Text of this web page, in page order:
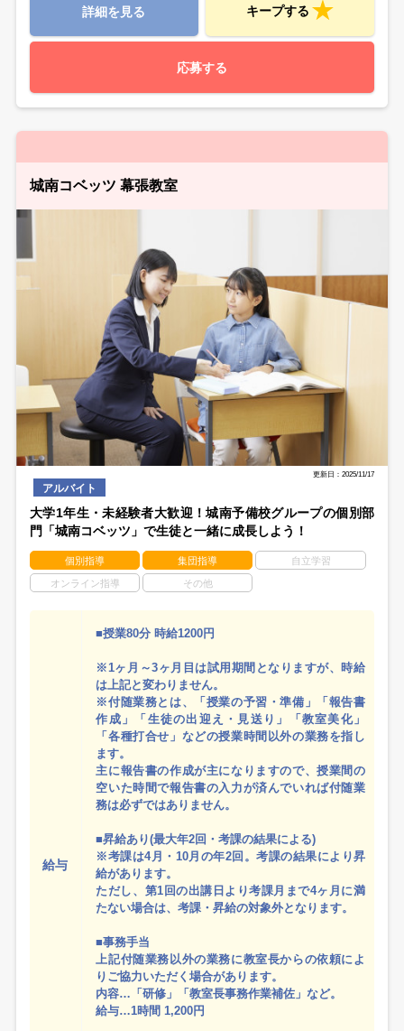
詳細を見る キープする
応募する
城南コベッツ 幕張教室
更新日：2025/11/17
アルバイト
大学1年生・未経験者大歓迎！城南予備校グループの個別部
門「城南コベッツ」で生徒と一緒に成長しよう！
個別指導 集団指導 自立学習
オンライン指導 その他
給与
■授業80分 時給1200円
※1ヶ月～3ヶ月目は試用期間となりますが、時給
は上記と変わりません。
※付随業務とは、「授業の予習・準備」「報告書
作成」「生徒の出迎え・見送り」「教室美化」
「各種打合せ」などの授業時間以外の業務を指し
ます。
主に報告書の作成が主になりますので、授業間の
空いた時間で報告書の入力が済んでいれば付随業
務は必ずではありません。
■昇給あり(最大年2回・考課の結果による)
※考課は4月・10月の年2回。考課の結果により昇
給があります。
ただし、第1回の出講日より考課月まで4ヶ月に満
たない場合は、考課・昇給の対象外となります。
■事務手当
上記付随業務以外の業務に教室長からの依頼によ
りご協力いただく場合があります。
内容…「研修」「教室長事務作業補佐」など。
給与…1時間 1,200円